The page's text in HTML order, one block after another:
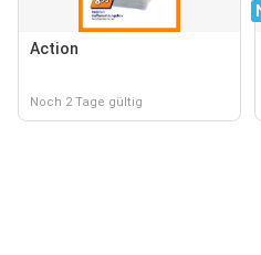
Action
Noch 2 Tage gültig